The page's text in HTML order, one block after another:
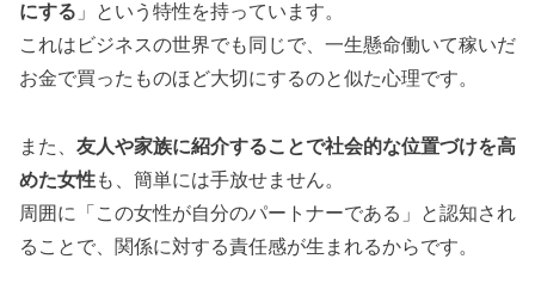
にする 」という特性を持っています。
これはビジネスの世界でも同じで、一生懸命働いて稼いだ
お金で買ったものほど大切にするのと似た心理です。
また、 友人や家族に紹介することで社会的な位置づけを高
めた女性も、簡単には手放せません。
周囲に「この女性が自分のパートナーである」と認知され
ることで、関係に対する責任感が生まれるからです。